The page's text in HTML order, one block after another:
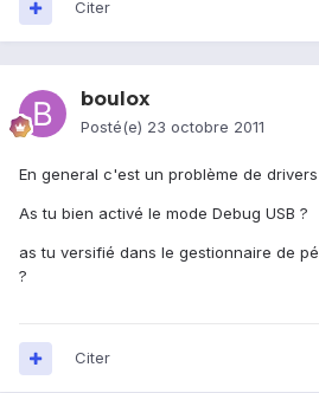
Citer
boulox
Posté(e) 23 octobre 2011
En general c'est un problème de drivers
As tu bien activé le mode Debug USB ?
as tu versifié dans le gestionnaire de
?
Citer